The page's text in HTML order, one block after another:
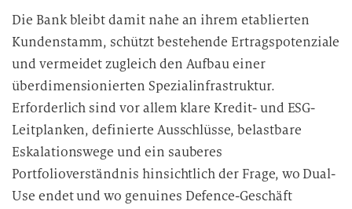
e
i
t
u
n
g
Die Bank bleibt damit nahe an ihrem etablierten
Kundenstamm, schützt bestehende Ertragspotenziale
und vermeidet zugleich den Aufbau einer
überdimensionierten Spezialinfrastruktur.
Erforderlich sind vor allem klare Kredit- und ESG-
Leitplanken, definierte Ausschlüsse, belastbare
Eskalationswege und ein sauberes
Portfolioverständnis hinsichtlich der Frage, wo Dual-
Use endet und wo genuines Defence-Geschäft